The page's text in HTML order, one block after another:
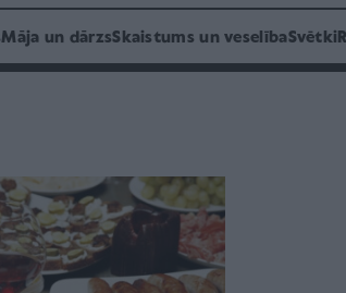
Māja un dārzsSkaistums un veselībaSvētki